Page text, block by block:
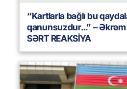
“Kartlarla bağlı bu
qanunsuzdur…” –
SƏRT REAKSİYA